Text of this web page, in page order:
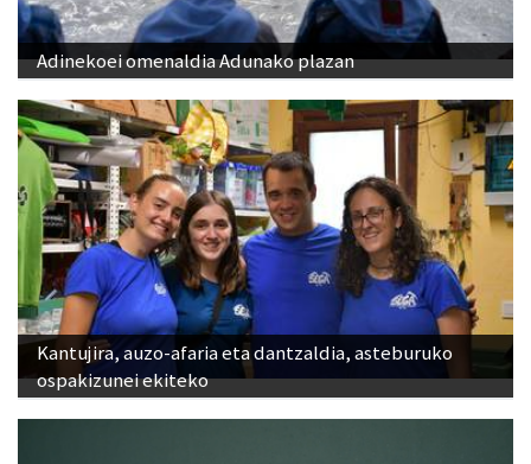
Adinekoei omenaldia Adunako plazan
Kantujira, auzo-afaria eta dantzaldia, asteburuko
ospakizunei ekiteko